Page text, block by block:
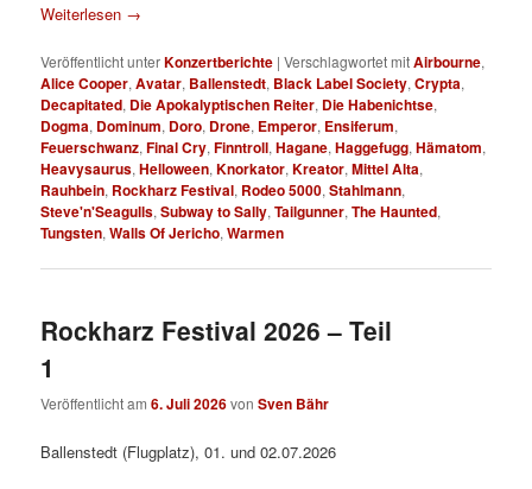
Weiterlesen →
Veröffentlicht unterKonzertberichte |Verschlagwortet mitAirbourne,
Alice Cooper,Avatar, Ballenstedt, Black Label Society,Crypta,
Decapitated, Die Apokalyptischen Reiter, Die Habenichtse,
Dogma, Dominum, Doro, Drone, Emperor, Ensiferum,
Feuerschwanz,Final Cry,Finntroll,Hagane,Haggefugg,Hämatom,
Heavysaurus,Helloween,Knorkator,Kreator,Mittel Alta,
Rauhbein, Rockharz Festival, Rodeo 5000,Stahlmann,
Steve'n'Seagulls,Subway to Sally,Tailgunner,The Haunted,
Tungsten,Walls Of Jericho,Warmen
Rockharz Festival 2026 – Teil
1
Veröffentlicht am6. Juli 2026vonSven Bähr
Ballenstedt (Flugplatz), 01. und 02.07.2026